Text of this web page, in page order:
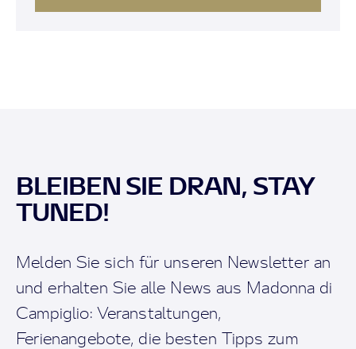
BLEIBEN SIE DRAN, STAY
TUNED!
Melden Sie sich für unseren Newsletter an
und erhalten Sie alle News aus Madonna di
Campiglio: Veranstaltungen,
Ferienangebote, die besten Tipps zum